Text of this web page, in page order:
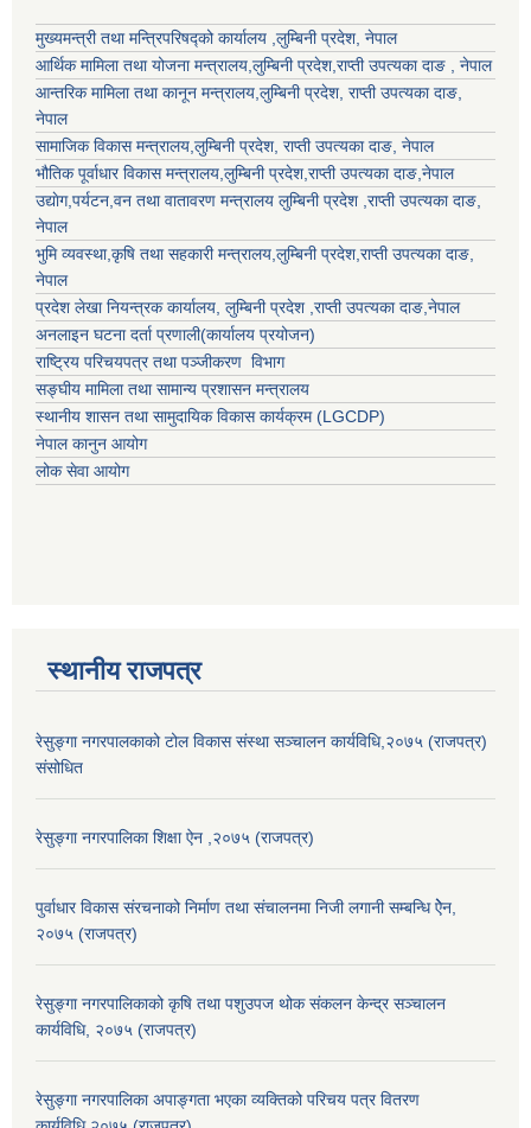
मुख्यमन्त्री तथा मन्त्रिपरिषद्को कार्यालय ,लुम्बिनी प्रदेश, नेपाल
आर्थिक मामिला तथा योजना मन्त्रालय,लुम्बिनी प्रदेश,राप्ती उपत्यका दाङ , नेपाल
आन्तरिक मामिला तथा कानून मन्त्रालय,लुम्बिनी प्रदेश, राप्ती उपत्यका दाङ,
नेपाल
सामाजिक विकास मन्त्रालय,लुम्बिनी प्रदेश, राप्ती उपत्यका दाङ, नेपाल
भौतिक पूर्वाधार विकास मन्त्रालय,लुम्बिनी प्रदेश,राप्ती उपत्यका दाङ,नेपाल
उद्याेग,पर्यटन,वन तथा वातावरण मन्त्रालय लुम्बिनी प्रदेश ,राप्ती उपत्यका दाङ,
नेपाल
भुमि व्यवस्था,कृषि तथा सहकारी मन्त्रालय,लुम्बिनी प्रदेश,राप्ती उपत्यका दाङ,
नेपाल
प्रदेश लेखा नियन्त्रक कार्यालय, लुम्बिनी प्रदेश ,राप्ती उपत्यका दाङ,नेपाल
अनलाइन घटना दर्ता प्रणाली(कार्यालय प्रयोजन)
राष्ट्रिय परिचयपत्र तथा पञ्जीकरण विभाग
सङ्घीय मामिला तथा सामान्य प्रशासन मन्त्रालय
स्थानीय शासन तथा सामुदायिक विकास कार्यक्रम (LGCDP)
नेपाल कानुन आयोग
लोक सेवा आयोग
स्थानीय राजपत्र
रेसुङ्गा नगरपालकाको टोल विकास संस्था सञ्चालन कार्यविधि,२०७५ (राजपत्र)
संसोधित
रेसुङ्गा नगरपालिका शिक्षा ऐन ,२०७५ (राजपत्र)
पुर्वाधार विकास संरचनाको निर्माण तथा स‌ंचालनमा निजी लगानी सम्बन्धि ऐेन,
२०७५ (राजपत्र)
रेसुङ्गा नगरपालिकाको कृषि तथा पशुउपज थोक संकलन केन्द्र सञ्चालन
कार्यविधि, २०७५ (राजपत्र)
रेसुङ्गा नगरपालिका अपाङ्गता भएका व्यक्तिको परिचय पत्र वितरण